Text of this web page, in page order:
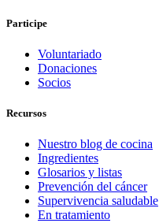
Participe
Voluntariado
Donaciones
Socios
Recursos
Nuestro blog de cocina
Ingredientes
Glosarios y listas
Prevención del cáncer
Supervivencia saludable
En tratamiento